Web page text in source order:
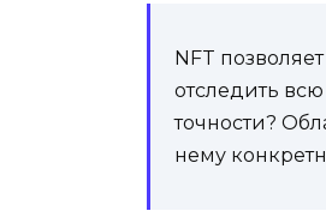
NFT
отследить
точности?
нему